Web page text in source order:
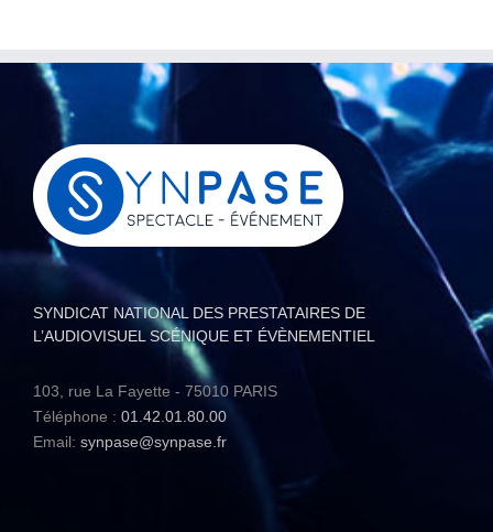
SYNDICAT NATIONAL DES PRESTATAIRES DE
L’AUDIOVISUEL SCÉNIQUE ET ÉVÈNEMENTIEL
103, rue La Fayette - 75010 PARIS
Téléphone : 01.42.01.80.00
Email: synpase@synpase.fr